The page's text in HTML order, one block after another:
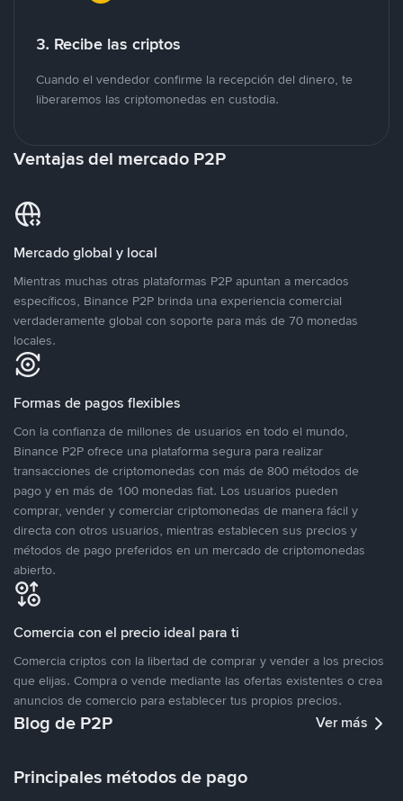
3. Recibe las criptos
Cuando el vendedor confirme la recepción del dinero, te
liberaremos las criptomonedas en custodia.
Ventajas del mercado P2P
Mercado global y local
Mientras muchas otras plataformas P2P apuntan a mercados
específicos, Binance P2P brinda una experiencia comercial
verdaderamente global con soporte para más de 70 monedas
locales.
Formas de pagos flexibles
Con la confianza de millones de usuarios en todo el mundo,
Binance P2P ofrece una plataforma segura para realizar
transacciones de criptomonedas con más de 800 métodos de
pago y en más de 100 monedas fiat. Los usuarios pueden
comprar, vender y comerciar criptomonedas de manera fácil y
directa con otros usuarios, mientras establecen sus precios y
métodos de pago preferidos en un mercado de criptomonedas
abierto.
Comercia con el precio ideal para ti
Comercia criptos con la libertad de comprar y vender a los precios
que elijas. Compra o vende mediante las ofertas existentes o crea
anuncios de comercio para establecer tus propios precios.
Blog de P2P Ver más
Principales métodos de pago